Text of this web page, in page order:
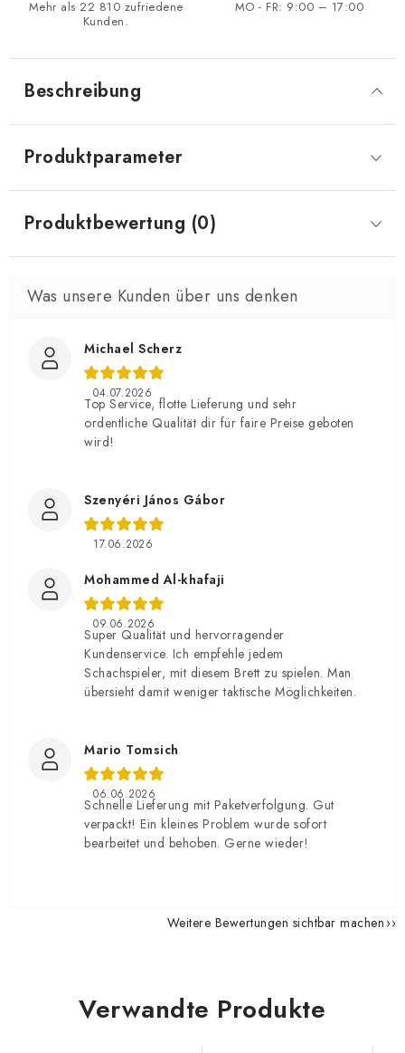
Mehr als 22 810 zufriedene
Kunden.
MO - FR: 9:00 – 17:00
Beschreibung
Produktparameter
Produktbewertung (0)
Michael Scherz
04.07.2026
Top Service, flotte Lieferung und sehr
ordentliche Qualität dir für faire Preise geboten
wird!
Szenyéri János Gábor
17.06.2026
Mohammed Al-khafaji
09.06.2026
Super Qualität und hervorragender
Kundenservice. Ich empfehle jedem
Schachspieler, mit diesem Brett zu spielen. Man
übersieht damit weniger taktische Möglichkeiten.
Mario Tomsich
06.06.2026
Schnelle Lieferung mit Paketverfolgung. Gut
verpackt! Ein kleines Problem wurde sofort
bearbeitet und behoben. Gerne wieder!
Weitere Bewertungen sichtbar machen
Verwandte Produkte